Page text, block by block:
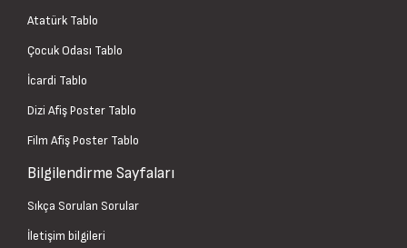
Atatürk Tablo
Çocuk Odası Tablo
İcardi Tablo
Dizi Afiş Poster Tablo
Film Afiş Poster Tablo
Bilgilendirme Sayfaları
Sıkça Sorulan Sorular
İletişim bilgileri